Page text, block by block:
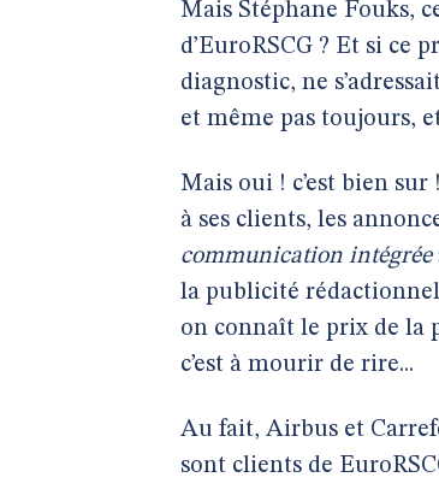
Mais Stéphane Fouks,
d’EuroRSCG ? Et si ce
diagnostic, ne
et même pas toujours,
Mais oui ! c’est bien sur
à ses clients, les
communication intégrée
la publicité
on connaît le prix de la
c’est à mourir de rire...
Au fait, Airbus et
sont clients de